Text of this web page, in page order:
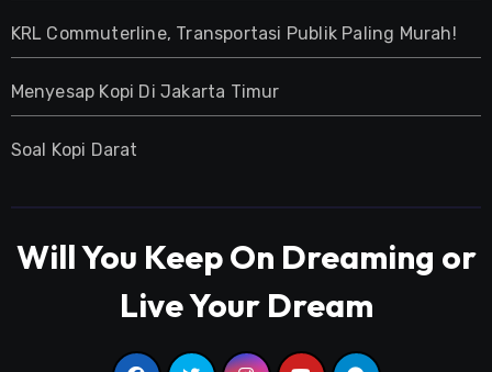
KRL Commuterline, Transportasi Publik Paling Murah!
Menyesap Kopi Di Jakarta Timur
Soal Kopi Darat
Will You Keep On Dreaming or
Live Your Dream